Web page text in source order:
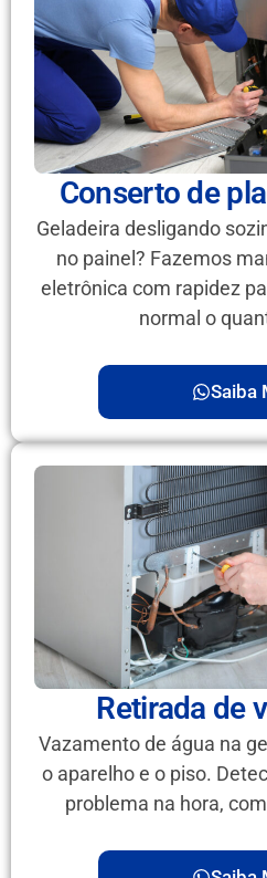
Conserto de
Geladeira desligando
no painel? Fazemos
eletrônica com rapidez
normal o
Saiba
Retirada de
Vazamento de água na
o aparelho e o piso.
problema na hora,